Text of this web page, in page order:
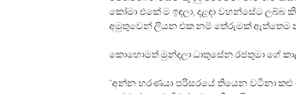
කෝමා එකේ ම ඉඳලා, දළඳා වහන්සේට
අමුතුවෙන් ලියන එක නම් තේරුමක් ඇත්තෙම
කොහොමත් මුන්දලා ධාතුසේන රජතුමා ගේ
"අන්න භරණයා පරිසරයේ තියෙන වටිනා